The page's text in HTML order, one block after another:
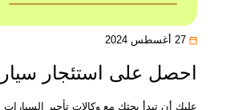
27 أغسطس 2024
احصل على استئجار
عليك أن تبدأ بحثك مع وكالات تأجير السيارات